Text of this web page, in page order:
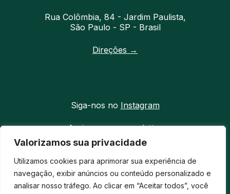
Valorizamos sua privacidade
Utilizamos cookies para aprimorar sua experiência de
navegação, exibir anúncios ou conteúdo personalizado e
analisar nosso tráfego. Ao clicar em “Aceitar todos”, você
Mapa do site
Rua Colômbia, 84 - Jardim Paulista,
São Paulo - SP - Brasil
Direções →
Siga-nos no Instagram
Assine nossa newsletter
Entre em contato